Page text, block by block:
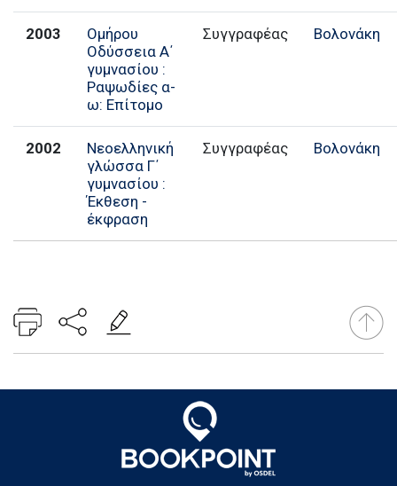
2003
Ομήρου
Οδύσσεια Α΄
γυμνασίου :
Ραψωδίες α-
ω: Επίτομο
Συγγραφέας Βολονάκη
2002
Νεοελληνική
γλώσσα Γ΄
γυμνασίου :
Έκθεση -
έκφραση
Συγγραφέας Βολονάκη